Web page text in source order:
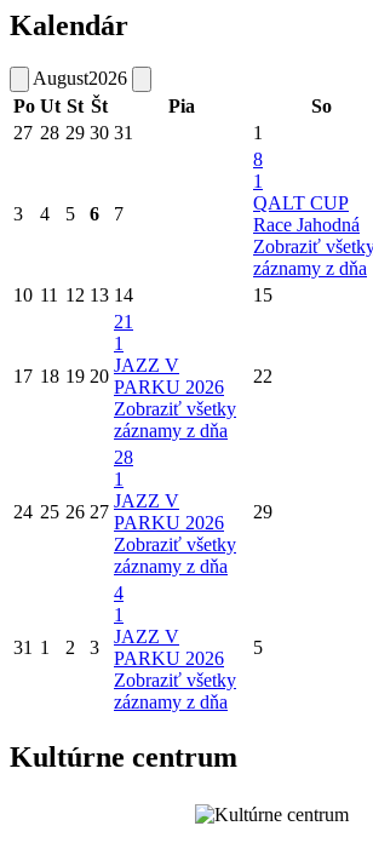
Kalendár
August2026
Po Ut St Št Pia So
27 28 29 30 31 1
3 4 5 6 7
8
1
QALT CUP
Race Jahodná
Zobraziť
záznamy z dňa
10 11 12 13 14 15
17 18 19 20
21
1
JAZZ V
PARKU 2026
Zobraziť všetky
záznamy z dňa
22
24 25 26 27
28
1
JAZZ V
PARKU 2026
Zobraziť všetky
záznamy z dňa
29
31 1 2 3
4
1
JAZZ V
PARKU 2026
Zobraziť všetky
záznamy z dňa
5
Kultúrne centrum